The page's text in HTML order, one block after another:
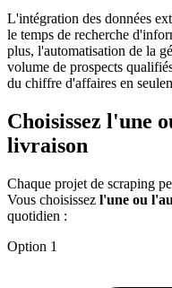
L'intégration des données
le temps de recherche
plus, l'automatisation de la
volume de prospects
du chiffre d'affaires en
Choisissez l'une
livraison
Chaque projet de scraping
Vous choisissez l'une ou
quotidien :
Option 1